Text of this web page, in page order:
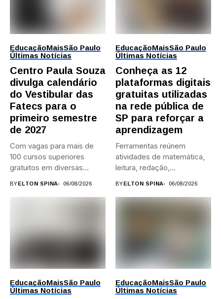
EducaçãoMaisSão Paulo
Últimas Notícias
Centro Paula Souza
divulga calendário
do Vestibular das
Fatecs para o
primeiro semestre
de 2027
Com vagas para mais de
100 cursos superiores
gratuitos em diversas
BYELTON SPINA 06/08/2026
EducaçãoMaisSão Paulo
Últimas Notícias
Conheça as 12
plataformas digitais
gratuitas utilizadas
na rede pública de
SP para reforçar a
aprendizagem
Ferramentas reúnem
atividades de matemática,
leitura, redação,
BYELTON SPINA 06/08/2026
EducaçãoMaisSão Paulo
Últimas Notícias
EducaçãoMaisSão Paulo
Últimas Notícias